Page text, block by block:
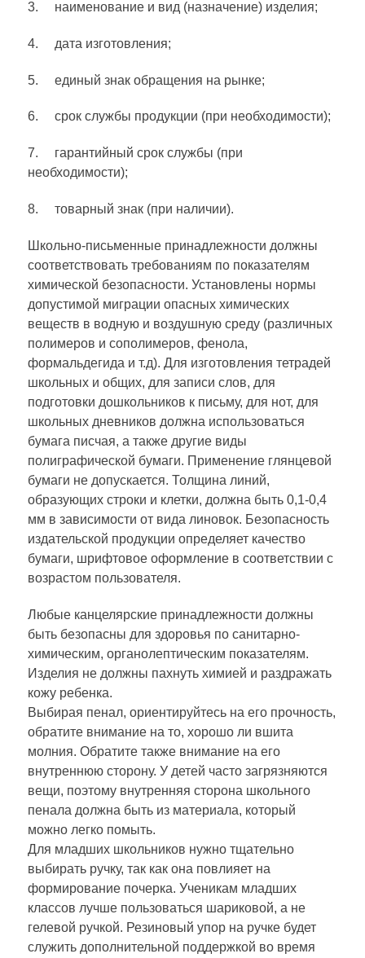
3. наименование и вид (назначение) изделия;
4. дата изготовления;
5. единый знак обращения на рынке;
6. срок службы продукции (при необходимости);
7. гарантийный срок службы (при
необходимости);
8. товарный знак (при наличии).
Школьно-письменные принадлежности должны
соответствовать требованиям по показателям
химической безопасности. Установлены нормы
допустимой миграции опасных химических
веществ в водную и воздушную среду (различных
полимеров и сополимеров, фенола,
формальдегида и т.д). Для изготовления тетрадей
школьных и общих, для записи слов, для
подготовки дошкольников к письму, для нот, для
школьных дневников должна использоваться
бумага писчая, а также другие виды
полиграфической бумаги. Применение глянцевой
бумаги не допускается. Толщина линий,
образующих строки и клетки, должна быть 0,1-0,4
мм в зависимости от вида линовок. Безопасность
издательской продукции определяет качество
бумаги, шрифтовое оформление в соответствии с
возрастом пользователя.
Любые канцелярские принадлежности должны
быть безопасны для здоровья по санитарно-
химическим, органолептическим показателям.
Изделия не должны пахнуть химией и раздражать
кожу ребенка.
Выбирая пенал, ориентируйтесь на его прочность,
обратите внимание на то, хорошо ли вшита
молния. Обратите также внимание на его
внутреннюю сторону. У детей часто загрязняются
вещи, поэтому внутренняя сторона школьного
пенала должна быть из материала, который
можно легко помыть.
Для младших школьников нужно тщательно
выбирать ручку, так как она повлияет на
формирование почерка. Ученикам младших
классов лучше пользоваться шариковой, а не
гелевой ручкой. Резиновый упор на ручке будет
служить дополнительной поддержкой во время